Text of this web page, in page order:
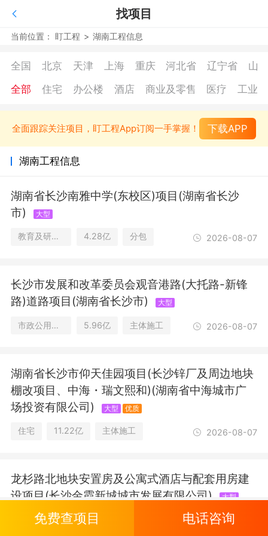
找项目
当前位置： 盯工程 > 湖南工程信息
全国 北京 天津 上海 重庆 河北省 辽宁省
山
全部
住宅 办公楼 酒店 商业及零售 医疗 工业
全面跟踪关注项目，盯工程App订阅一手掌握！ 下载APP
湖南工程信息
湖南省长沙南雅中学(东校区)项目(湖南省长沙
市)
大型
教育及研究设施/住宅/办公楼/文娱康乐 4.28亿 分包 2026-08-07
长沙市发展和改革委员会观音港路(大托路-新锋
路)道路项目(湖南省长沙市)
大型
市政公用设施 5.96亿 主体施工 2026-08-07
湖南省长沙市仰天佳园项目(长沙锌厂及周边地块
棚改项目、中海・瑞文熙和)(湖南省中海城市广
场投资有限公司)
大型 优质
住宅 11.22亿 主体施工 2026-08-07
龙杉路北地块安置房及公寓式酒店与配套用房建
设项目(长沙金霞新城城市发展有限公司)
大型
住宅/酒店/教育及研究设施 8.85亿 2026-08-06
免费查项目 电话咨询